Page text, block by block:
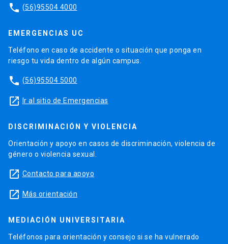
phone (56)95504 4000
EMERGENCIAS UC
Teléfono en caso de accidente o situación que ponga en
riesgo tu vida dentro de algún campus.
phone (56)95504 5000
launch Ir al sitio de Emergencias
DISCRIMINACIÓN Y VIOLENCIA
Orientación y apoyo en casos de discriminación, violencia de
género o violencia sexual.
launch Contacto para apoyo
launch Más orientación
MEDIACIÓN UNIVERSITARIA
Teléfonos para orientación y consejo si se ha vulnerado